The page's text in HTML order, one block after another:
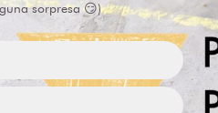
sorpresa 😏)